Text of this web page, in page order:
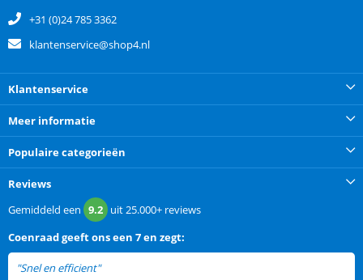
+31 (0)24 785 3362
klantenservice@shop4.nl
Klantenservice
Meer informatie
Populaire categorieën
Reviews
Gemiddeld een 9.2 uit25.000+ reviews
Coenraadgeeft ons een 7 en zegt:
"Snel en efficient"